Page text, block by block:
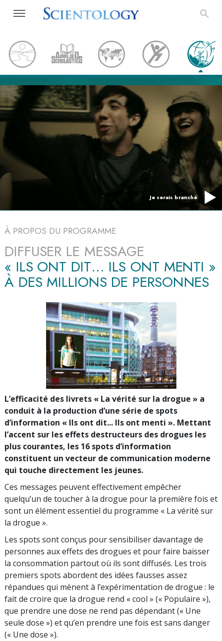
Je serais branché
À PROPOS DU PROGRAMME
DIFFUSER LE MESSAGE
« ILS ONT DIT… ILS ONT MENTI »
À DES MILLIONS DE PERSONNES
L’efficacité des livrets « La vérité sur la drogue » a
conduit à la production d’une série de spots
d’information « Ils ont dit... Ils ont menti ». Mettant
l’accent sur les effets destructeurs des drogues les
plus courantes, les 16 spots d’information
constituent un vecteur de communication moderne
qui touche directement les jeunes.
Ces messages peuvent effectivement empêcher
quelqu’un de toucher à la drogue pour la première fois et
sont un élément essentiel du programme « La vérité sur
la drogue ».
Les spots sont conçus pour sensibiliser davantage de
personnes aux effets des drogues et pour faire baisser
la consommation partout où ils sont diffusés. Les trois
premiers spots abordent des idées fausses assez
répandues qui mènent à l’expérimentation de drogue : le
fait de croire que la drogue rend « cool » (« Populaire »),
que prendre une dose ne rend pas dépendant (« Une
seule dose ») et qu’en prendre une fois est sans danger
(« Une dose »).